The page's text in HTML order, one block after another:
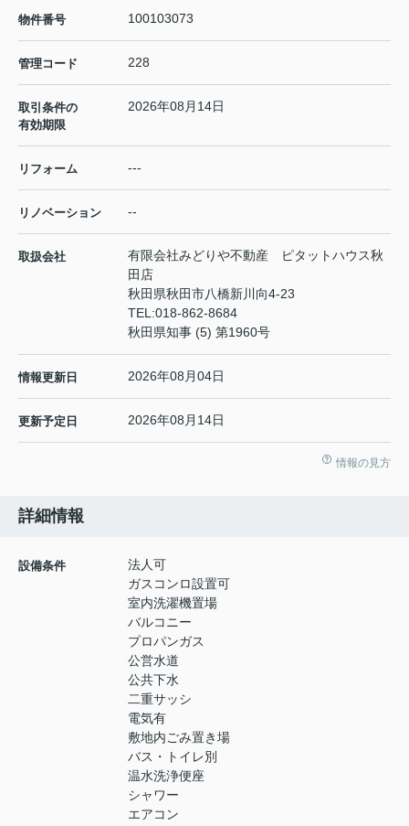
物件番号 100103073
管理コード 228
取引条件の
有効期限
2026年08月14日
リフォーム ---
リノベーション --
取扱会社
有限会社みどりや不動産 ピタットハウス秋
田店
秋田県秋田市八橋新川向4-23
TEL:018-862-8684
秋田県知事 (5) 第1960号
情報更新日 2026年08月04日
更新予定日 2026年08月14日
情報の見方
詳細情報
設備条件
法人可
ガスコンロ設置可
室内洗濯機置場
バルコニー
プロパンガス
公営水道
公共下水
二重サッシ
電気有
敷地内ごみ置き場
バス・トイレ別
温水洗浄便座
シャワー
エアコン